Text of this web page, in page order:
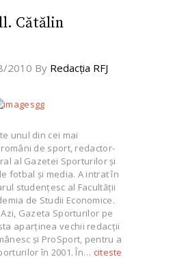
Cătălin
2010 By Redacţia RFJ
unul din cei mai
de sport, redactor-
al Gazetei Sporturilor şi
fotbal şi media. A intrat în
studenţesc al Facultăţii
de Studii Economice.
Gazeta Sporturilor pe
aparţinea vechii redacţii
şi ProSport, pentru a
în 2001. În… citeste